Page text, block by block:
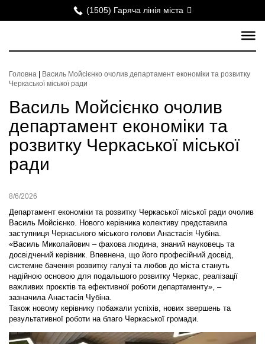
(1505) Гаряча лінія міста
Головна
Василь Мойсієнко очолив департамент економіки та розвитку
Черкаської міської ради
Василь Мойсієнко очолив
департамент економіки та
розвитку Черкаської міської
ради
8/6/2026
Департамент економіки та розвитку Черкаської міської ради очолив
Василь Мойсієнко. Нового керівника колективу представила
заступниця Черкаського міського голови Анастасія Чубіна.
«Василь Миколайович – фахова людина, знаний науковець та
досвідчений керівник. Впевнена, що його професійний досвід,
системне бачення розвитку галузі та любов до міста стануть
надійною основою для подальшого розвитку Черкас, реалізації
важливих проєктів та ефективної роботи департаменту», –
зазначила Анастасія Чубіна.
Також новому керівнику побажали успіхів, нових звершень та
результативної роботи на благо Черкаської громади.